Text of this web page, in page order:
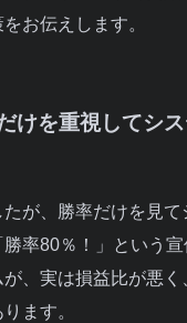
お伝えします。
けを重視してシ
が、勝率だけを見
率80％！」という
、実は損益比が悪く
ます。